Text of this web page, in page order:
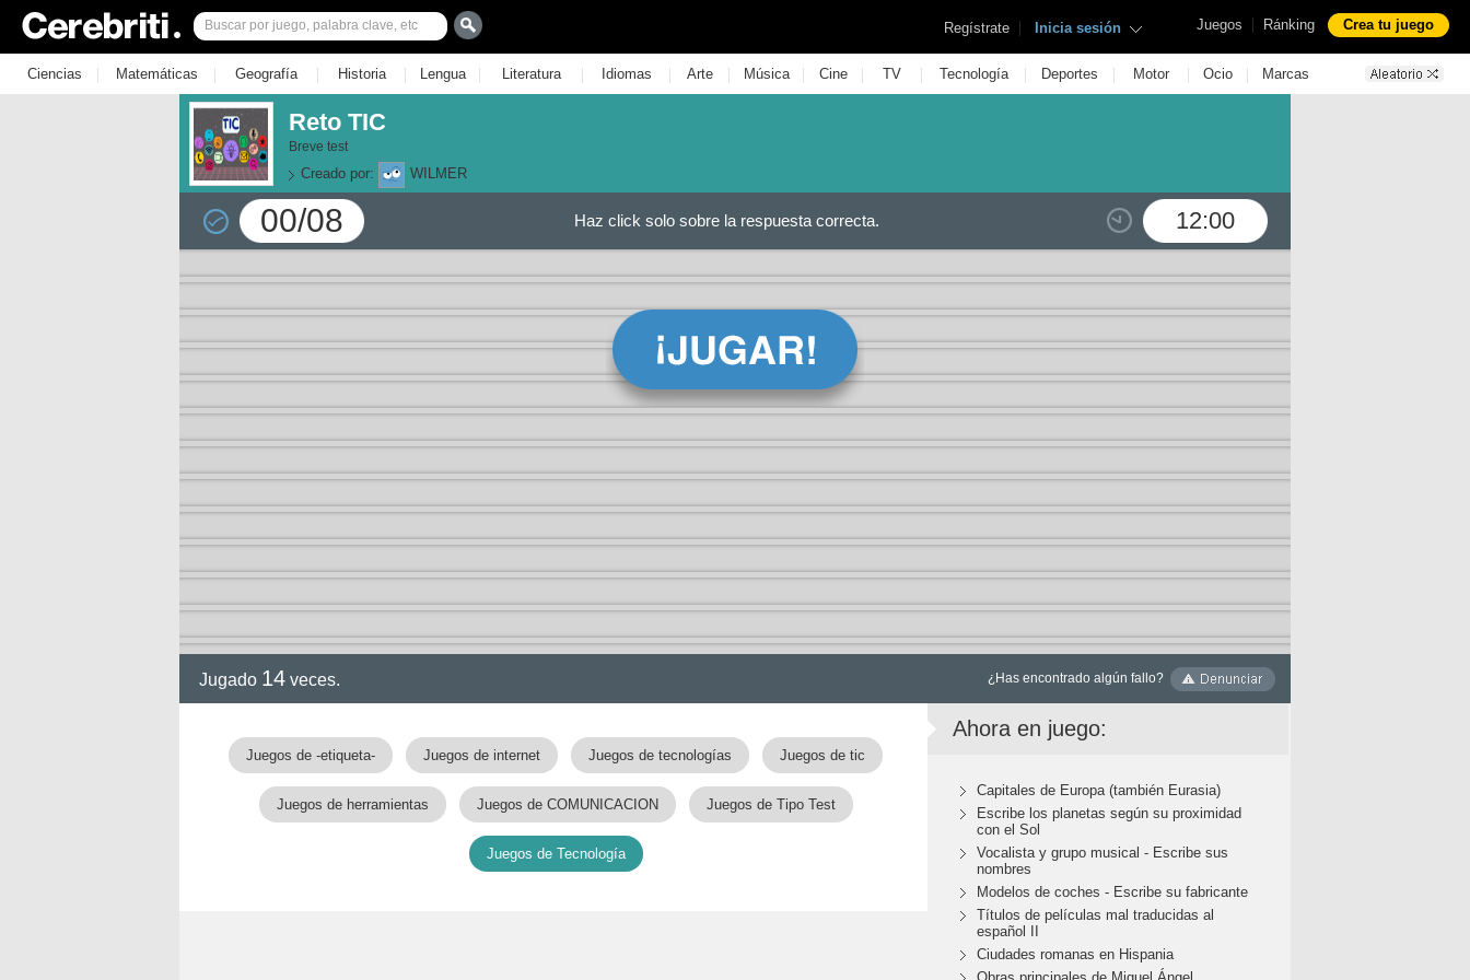
Juegos | Ránking Crea tu juego
Regístrate | Inicia sesión
Ciencias | Matemáticas | Geografía | Historia | Lengua | Literatura | Idiomas | Arte | Música | Cine | TV | Tecnología | Deportes | Motor | Ocio | Marcas
Reto TIC
Breve test
Creado por: WILMER
00/08 12:00
Haz click solo sobre la respuesta correcta.
Jugado 14 veces. ¿Has encontrado algún fallo?
Juegos de -etiqueta- Juegos de internet Juegos de tecnologías Juegos de tic
Juegos de herramientas Juegos de COMUNICACION Juegos de Tipo Test
Juegos de Tecnología
Ahora en juego:
Capitales de Europa (también Eurasia)
Escribe los planetas según su proximidad
con el Sol
Vocalista y grupo musical - Escribe sus
nombres
Modelos de coches - Escribe su fabricante
Títulos de películas mal traducidas al
español II
Ciudades romanas en Hispania